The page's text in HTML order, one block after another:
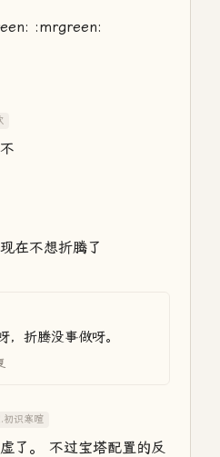
:mrgreen:
在不想折腾了
，折腾没事做呀。
初识寒暄
了。 不过宝塔配置的反